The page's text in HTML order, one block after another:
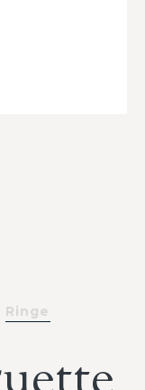
Ringe